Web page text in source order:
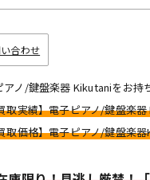
合わせ
アノ/鍵盤楽器 Kikutaniをお持
取実績】電子ピアノ/鍵盤楽
取価格】電子ピアノ/鍵盤楽